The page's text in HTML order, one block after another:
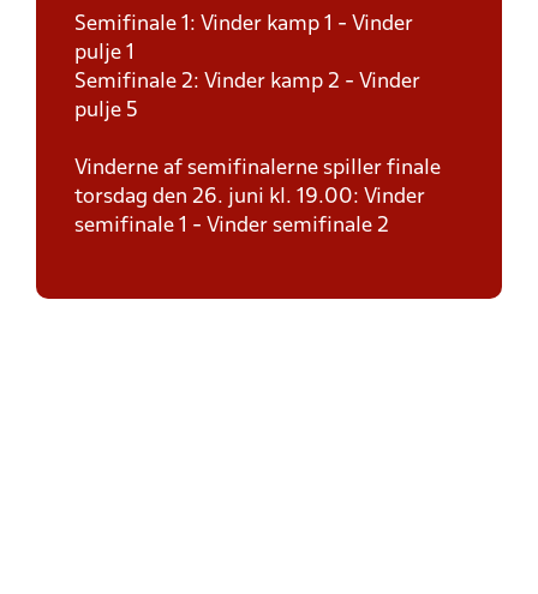
Semifinale 1: Vinder kamp 1 - Vinder
pulje 1
Semifinale 2: Vinder kamp 2 - Vinder
pulje 5
Vinderne af semifinalerne spiller finale
torsdag den 26. juni kl. 19.00: Vinder
semifinale 1 - Vinder semifinale 2